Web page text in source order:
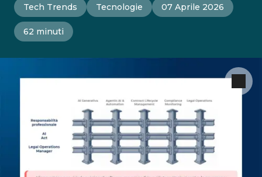
Tech Trends Tecnologie 07 Aprile 2026
62 minuti